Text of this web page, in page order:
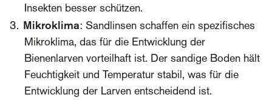
Insekten besser schützen.
Mikroklima: Sandlinsen schaffen ein spezifisches
Mikroklima, das für die Entwicklung der
Bienenlarven vorteilhaft ist. Der sandige Boden hält
Feuchtigkeit und Temperatur stabil, was für die
Entwicklung der Larven entscheidend ist.